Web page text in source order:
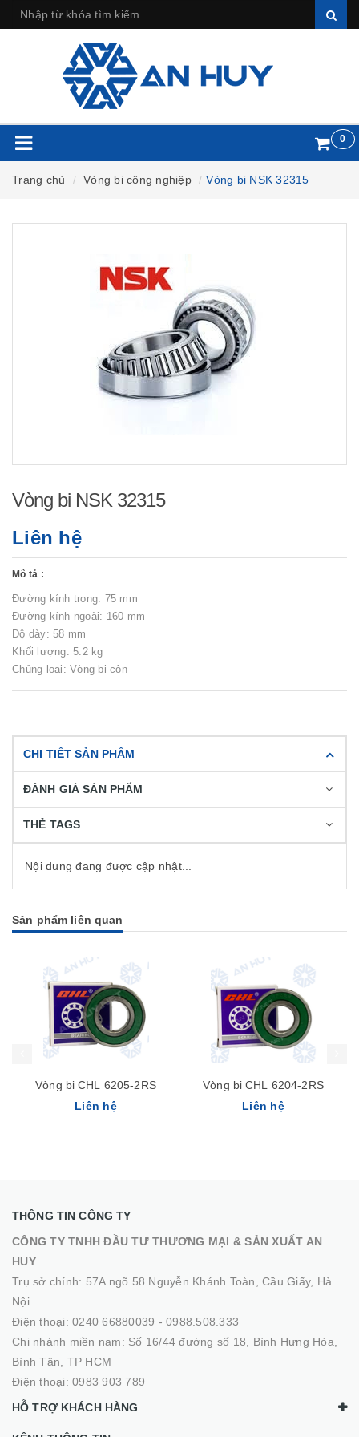
0
Trang chủ Vòng bi công nghiệp Vòng bi NSK 32315
Vòng bi NSK 32315
Liên hệ
Mô tả :
Đường kính trong: 75 mm
Đường kính ngoài: 160 mm
Độ dày: 58 mm
Khối lượng: 5.2 kg
Chủng loại: Vòng bi côn
CHI TIẾT SẢN PHẨM
ĐÁNH GIÁ SẢN PHẨM
THẺ TAGS
Nội dung đang được cập nhật...
Sản phẩm liên quan
Vòng bi CHL 6205-2RS
Liên hệ
Vòng bi CHL 6204-2RS
Liên hệ
THÔNG TIN CÔNG TY
CÔNG TY TNHH ĐẦU TƯ THƯƠNG MẠI & SẢN XUẤT AN
HUY
Trụ sở chính: 57A ngõ 58 Nguyễn Khánh Toàn, Cầu Giấy, Hà
Nội
Điện thoại: 0240 66880039 - 0988.508.333
Chi nhánh miền nam: Số 16/44 đường số 18, Bình Hưng Hòa,
Bình Tân, TP HCM
Điện thoại: 0983 903 789
HỖ TRỢ KHÁCH HÀNG